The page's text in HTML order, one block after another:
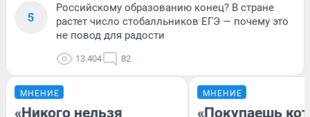
5
Российскому образованию конец? В стране
растет число стобалльников ЕГЭ — почему это
не повод для радости
13 404 82
МНЕНИЕ
«Никого нельзя
МНЕНИЕ
«Покупаешь